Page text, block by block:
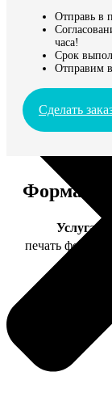
Отправь в
часа!
Срок
Отправим
Сделать
Форматы
Услуга
печать фото
Примеры